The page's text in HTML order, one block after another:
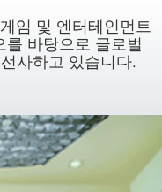
임 및 엔터테인먼트
바탕으로 글로벌
사하고 있습니다.